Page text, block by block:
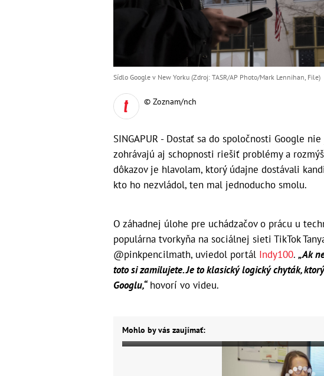
Sídlo Google v New Yorku (Zdroj: TASR/AP Photo/Mark Lennihan, File)
© Zoznam/nch
SINGAPUR - Dostať sa do spoločnosti Google
zohrávajú aj schopnosti riešiť problémy a
dôkazov je hlavolam, ktorý údajne dostávali
kto ho nezvládol, ten mal jednoducho smolu.
O záhadnej úlohe pre uchádzačov o prácu u
populárna tvorkyňa na sociálnej sieti TikTok
@pinkpencilmath, uviedol portál Indy100. „Ak
toto si zamilujete. Je to klasický logický chyták,
Googlu,“hovorí vo videu.
Mohlo by vás zaujímať: